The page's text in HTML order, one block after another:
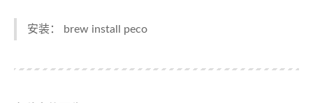
安装： brew install peco